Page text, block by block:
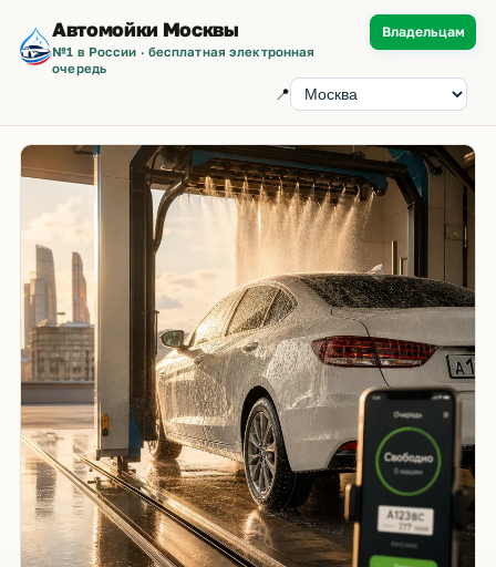
Автомойки Москвы
№1 в России · бесплатная электронная
очередь
📍
Владельцам